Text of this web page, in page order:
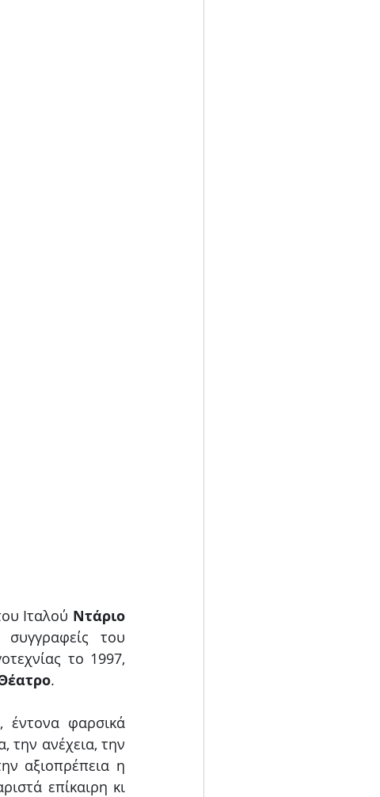
Ιταλού Ντάριο
του
το 1997,
.
έντονα φαρσικά
την ανέχεια, την
αξιοπρέπεια η
επίκαιρη κι